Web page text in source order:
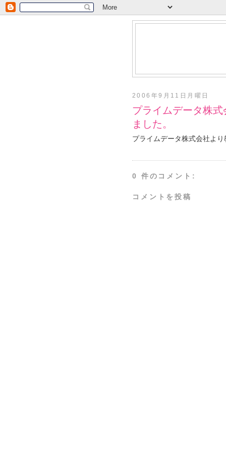
2006年9月11日月曜日
プライムデータ株
ました。
プライムデータ株式会社よ
0 件のコメント:
コメントを投稿